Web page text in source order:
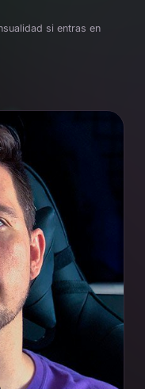
si entras en